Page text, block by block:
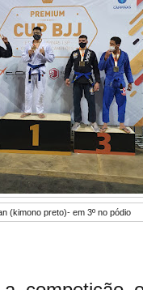
(kimono preto)- em 3º no pódio